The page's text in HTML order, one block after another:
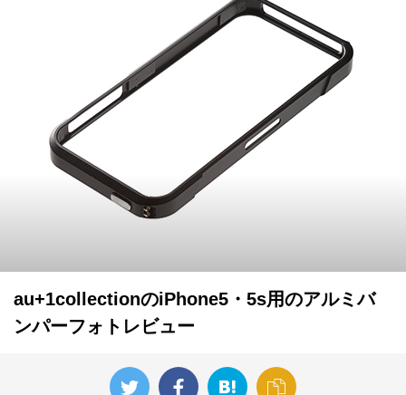
au+1collectionのiPhone5・5s用のアルミバ
ンパーフォトレビュー